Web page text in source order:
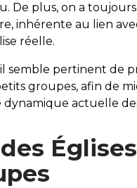
De plus, on a
inhérente au lien
réelle.
semble pertinent de
groupes, afin de
actuelle